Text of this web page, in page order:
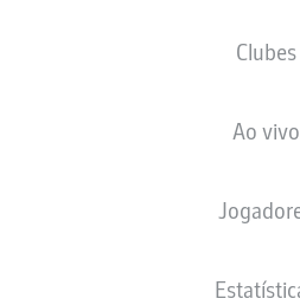
Clubes
Ao vivo